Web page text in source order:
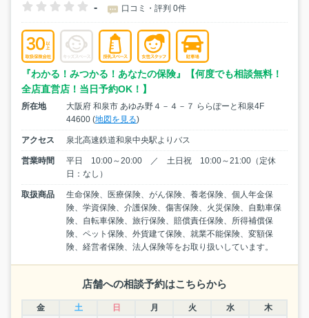
- 口コミ・評判 0件
『わかる！みつかる！あなたの保険』【何度でも相談無料！
全店直営店！当日予約OK！】
所在地
大阪府 和泉市 あゆみ野４－４－７ ららぽーと和泉4F
44600 (地図を見る)
アクセス 泉北高速鉄道和泉中央駅よりバス
営業時間
平日 10:00～20:00 ／ 土日祝 10:00～21:00（定休
日：なし）
取扱商品
生命保険、医療保険、がん保険、養老保険、個人年金保
険、学資保険、介護保険、傷害保険、火災保険、自動車保
険、自転車保険、旅行保険、賠償責任保険、所得補償保
険、ペット保険、外貨建て保険、就業不能保険、変額保
険、経営者保険、法人保険等をお取り扱いしています。
店舗への相談予約はこちらから
金 土 日 月 火 水
木